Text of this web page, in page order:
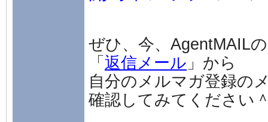
ぜひ、今、AgentMAIL
「 返信メール 」 から
自分のメルマガ登録の
確認してみてください